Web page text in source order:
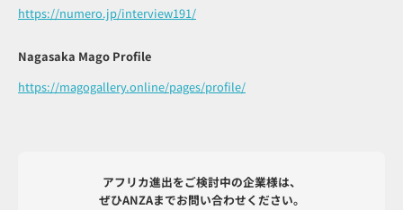
https://numero.jp/interview191/
Nagasaka Mago Profile
https://magogallery.online/pages/profile/
アフリカ進出をご検討中の企業様は、
ぜひANZAまでお問い合わせください。